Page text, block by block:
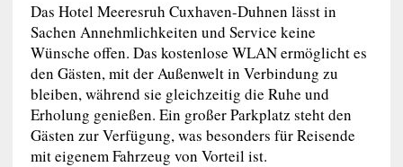
Das Hotel Meeresruh Cuxhaven-Duhnen lässt in
Sachen Annehmlichkeiten und Service keine
Wünsche offen. Das kostenlose WLAN ermöglicht es
den Gästen, mit der Außenwelt in Verbindung zu
bleiben, während sie gleichzeitig die Ruhe und
Erholung genießen. Ein großer Parkplatz steht den
Gästen zur Verfügung, was besonders für Reisende
mit eigenem Fahrzeug von Vorteil ist.